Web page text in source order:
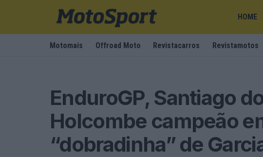
HOME
Motomais Offroad Moto Revistacarros Revistamotos
EnduroGP, Santiago
Holcombe campeão
“dobradinha” de